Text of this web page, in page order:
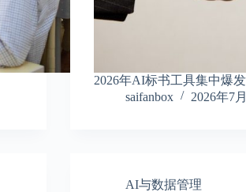
2026年AI标书工具集中爆
saifanbox
2026年7
AI与数据管理